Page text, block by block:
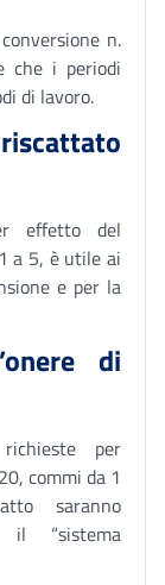
n.
che i periodi
di lavoro.
effetto del
a 5, è utile ai
e per la
di
per
commi da 1
saranno
il “sistema